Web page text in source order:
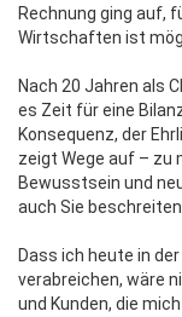
Rechnung ging auf,
Wirtschaften ist
Nach 20 Jahren als
es Zeit für eine
Konsequenz, der
zeigt Wege auf – zu
Bewusstsein und
auch Sie
Dass ich heute in
verabreichen, wäre
und Kunden, die